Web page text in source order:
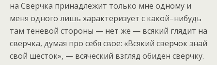
на Сверчка принадлежит только мне одному и
меня одного лишь характеризует с какой–нибудь
там теневой стороны — нет же — всякий глядит на
сверчка, думая про себя свое: «Всякий сверчок знай
свой шесток», — всяческий взгляд обиден сверчку.